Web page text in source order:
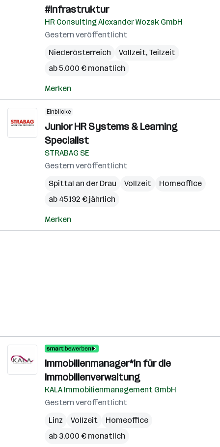
#Infrastruktur
HR Consulting Alexander Wozak GmbH
Gestern veröffentlicht
Niederösterreich
Vollzeit, Teilzeit
ab 5.000 € monatlich
Merken
Einblicke
Junior HR Systems & Learning
Specialist
STRABAG SE
Gestern veröffentlicht
Spittal an der Drau
Vollzeit
Homeoffice
ab 45.192 € jährlich
Merken
Immobilienmanager*in für die
Immobilienverwaltung
KALA Immobilienmanagement GmbH
Gestern veröffentlicht
Linz
Vollzeit
Homeoffice
ab 3.000 € monatlich